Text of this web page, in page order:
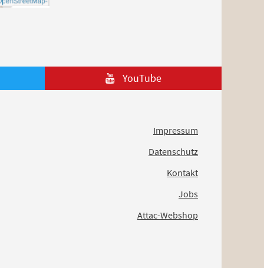
YouTube
Impressum
Datenschutz
Kontakt
Jobs
Attac-Webshop